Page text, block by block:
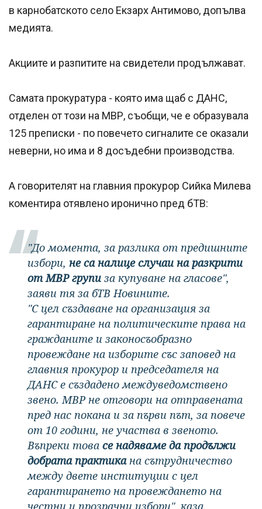
в карнобатското село Екзарх Антимово, допълва
медията.
Акциите и разпитите на свидетели продължават.
Самата прокуратура - която има щаб с ДАНС,
отделен от този на МВР, съобщи, че е образувала
125 преписки - по повечето сигналите се оказали
неверни, но има и 8 досъдебни производства.
А говорителят на главния прокурор Сийка Милева
коментира отявлено иронично пред бТВ:
"До момента, за разлика от предишните
избори, не са налице случаи на разкрити
от МВР групи за купуване на гласове",
заяви тя за бТВ Новините.
"С цел създаване на организация за
гарантиране на политическите права на
гражданите и законосъобразно
провеждане на изборите със заповед на
главния прокурор и председателя на
ДАНС е създадено междуведомствено
звено. МВР не отговори на отправената
пред нас покана и за първи път, за повече
от 10 години, не участва в звеното.
Въпреки това се надяваме да продължи
добрата практикана сътрудничество
между двете институции с цел
гарантирането на провеждането на